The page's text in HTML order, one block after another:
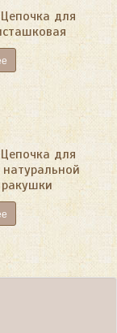
для
для
натуральной